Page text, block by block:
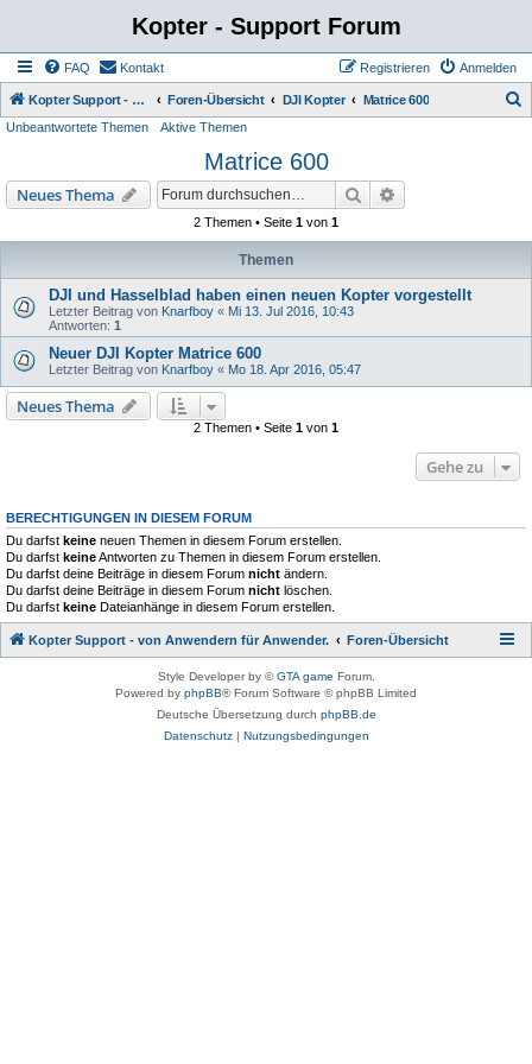
Kopter - Support Forum
FAQ Kontakt Anmelden
Registrieren
Kopter Support - von Anwendern für Anwender. Foren-Übersicht DJI Kopter Matrice 600
Unbeantwortete Themen Aktive Themen
Matrice 600
Neues Thema Suche
2 Themen • Seite 1 von 1
Themen
DJI und Hasselblad haben einen neuen Kopter vorgestellt
Letzter Beitrag von Knarfboy « Mi 13. Jul 2016, 10:43
Antworten: 1
Neuer DJI Kopter Matrice 600
Letzter Beitrag von Knarfboy « Mo 18. Apr 2016, 05:47
Neues Thema
2 Themen • Seite 1 von 1
Gehe zu
BERECHTIGUNGEN IN DIESEM FORUM
Du darfst keine neuen Themen in diesem Forum erstellen.
Du darfst keineAntworten zu Themen in diesem Forum erstellen.
Du darfst deine Beiträge in diesem Forum nicht ändern.
Du darfst deine Beiträge in diesem Forum nicht löschen.
Du darfst keine Dateianhänge in diesem Forum erstellen.
Kopter Support - von Anwendern für Anwender. Foren-Übersicht
Style Developer by ©GTA game Forum.
Powered by phpBB® Forum Software © phpBB Limited
Deutsche Übersetzung durch phpBB.de
Datenschutz| Nutzungsbedingungen